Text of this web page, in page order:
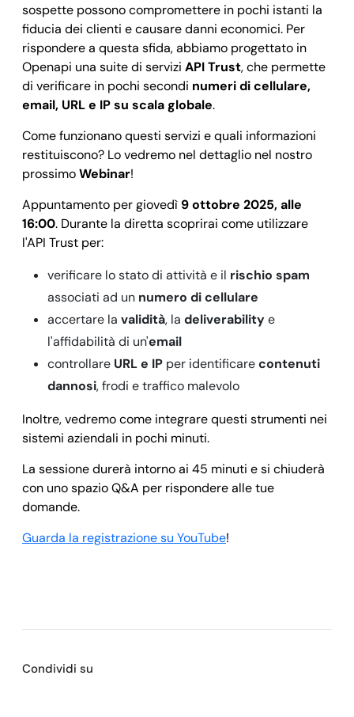
sospette possono compromettere in pochi istanti la
fiducia dei clienti e causare danni economici. Per
rispondere a questa sfida, abbiamo progettato in
Openapi una suite di servizi API Trust, che permette
di verificare in pochi secondi numeri di cellulare,
email, URL e IP su scala globale.
Come funzionano questi servizi e quali informazioni
restituiscono? Lo vedremo nel dettaglio nel nostro
prossimoWebinar!
Appuntamento per giovedì 9 ottobre 2025, alle
16:00. Durante la diretta scoprirai come utilizzare
l'API Trust per:
verificare lo stato di attività e il rischio spam
associati ad un numero di cellulare
accertare la validità, la deliverabilitye
l'affidabilità di un'email
controllare URL e IP per identificarecontenuti
dannosi, frodi e traffico malevolo
Inoltre, vedremo come integrare questi strumenti nei
sistemi aziendali in pochi minuti.
La sessione durerà intorno ai 45 minuti e si chiuderà
con uno spazio Q&A per rispondere alle tue
domande.
Guarda la registrazione su YouTube!
Condividi su